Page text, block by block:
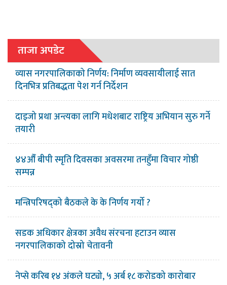
ताजा अपडेट
व्यास नगरपालिकाको निर्णय: निर्माण व्यवसायीलाई सात
दिनभित्र प्रतिबद्धता पेश गर्न निर्देशन
दाइजो प्रथा अन्त्यका लागि मधेशबाट राष्ट्रिय अभियान सुरु गर्ने
तयारी
४४औँ बीपी स्मृति दिवसका अवसरमा तनहुँमा विचार गोष्ठी
सम्पन्न
मन्त्रिपरिषद्को बैठकले के के निर्णय गर्यो ?
सडक अधिकार क्षेत्रका अवैध संरचना हटाउन व्यास
नगरपालिकाको दोस्रो चेतावनी
नेप्से करिब १४ अंकले घट्यो, ५ अर्ब १८ करोडको कारोबार